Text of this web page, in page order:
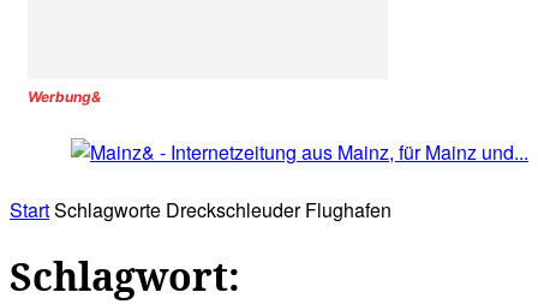
Werbung&
StartSchlagworte Dreckschleuder Flughafen
Schlagwort: